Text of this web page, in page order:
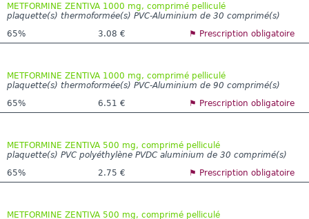
METFORMINE ZENTIVA 1000 mg, comprimé pelliculé
plaquette(s) thermoformée(s) PVC-Aluminium de 30 comprimé(s)
65%
3.08 € ⚑ Prescription obligatoire
METFORMINE ZENTIVA 1000 mg, comprimé pelliculé
plaquette(s) thermoformée(s) PVC-Aluminium de 90 comprimé(s)
65%
6.51 € ⚑ Prescription obligatoire
METFORMINE ZENTIVA 500 mg, comprimé pelliculé
plaquette(s) PVC polyéthylène PVDC aluminium de 30 comprimé(s)
65%
2.75 € ⚑ Prescription obligatoire
METFORMINE ZENTIVA 500 mg, comprimé pelliculé